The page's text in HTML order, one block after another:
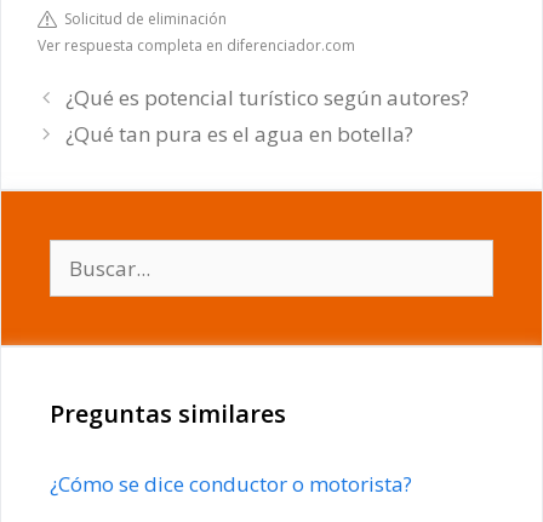
Solicitud de eliminación
Ver respuesta completa en diferenciador.com
¿Qué es potencial turístico según autores?
¿Qué tan pura es el agua en botella?
Preguntas similares
¿Cómo se dice conductor o motorista?